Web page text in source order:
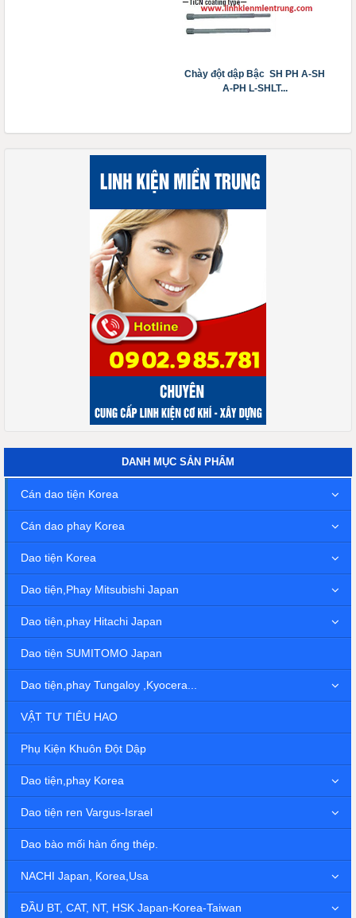
Chày đột dập Bậc SH PH A-SH
A-PH L-SHLT...
DANH MỤC SẢN PHẨM
Cán dao tiện Korea
Cán dao phay Korea
Dao tiện Korea
Dao tiện,Phay Mitsubishi Japan
Dao tiện,phay Hitachi Japan
Dao tiện SUMITOMO Japan
Dao tiện,phay Tungaloy ,Kyocera...
VẬT TƯ TIÊU HAO
Phụ Kiện Khuôn Đột Dập
Dao tiện,phay Korea
Dao tiện ren Vargus-Israel
Dao bào mối hàn ống thép.
NACHI Japan, Korea,Usa
ĐẦU BT, CAT, NT, HSK Japan-Korea-Taiwan